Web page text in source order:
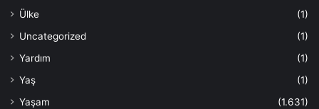
Ülke
(1)
Uncategorized
(1)
Yardım
(1)
Yaş
(1)
Yaşam
(1.631)